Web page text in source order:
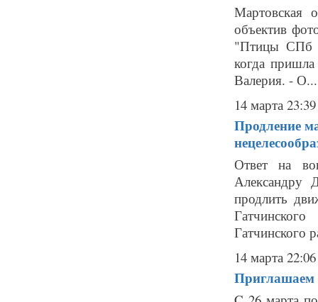
Мартовская
объектив
"Птицы СПб
когда
Валерия. - О...
14 марта 23:39
Продление
Ответ на
Александру
продлить
Гатчинского
14 марта 22:06
Приглашаем